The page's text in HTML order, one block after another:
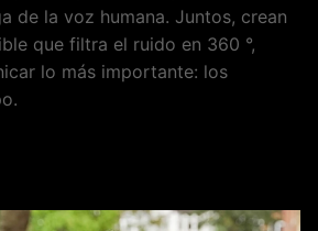
de la voz humana. Juntos, crean
que filtra el ruido en 360 °,
lo más importante: los